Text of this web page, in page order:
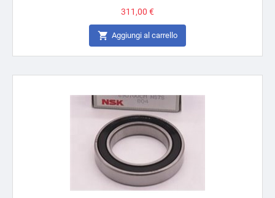
Prezzo
311,00 €
 Aggiungi al carrello